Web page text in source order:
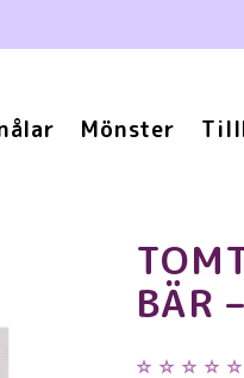
Mönster
BÄR